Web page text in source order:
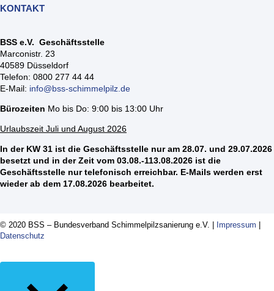
KONTAKT
BSS e.V. Geschäftsstelle
Marconistr. 23
40589 Düsseldorf
Telefon: 0800 277 44 44
E-Mail: info@bss-schimmelpilz.de
Bürozeiten Mo bis Do: 9:00 bis 13:00 Uhr
Urlaubszeit Juli und August 2026
In der KW 31 ist die Geschäftsstelle nur am 28.07. und 29.07.2026
besetzt und in der Zeit vom 03.08.-113.08.2026 ist die
Geschäftsstelle nur telefonisch erreichbar. E-Mails werden erst
wieder ab dem 17.08.2026 bearbeitet.
© 2020 BSS – Bundesverband Schimmelpilzsanierung e.V. | Impressum
Datenschutz